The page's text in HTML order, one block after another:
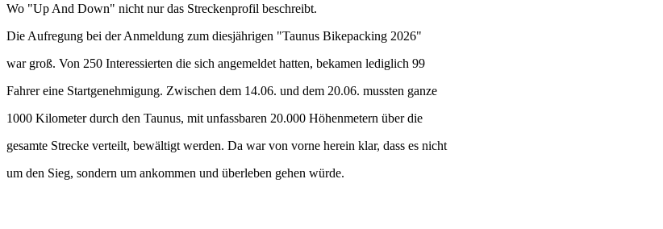
Wo "Up And Down" nicht nur das Streckenprofil beschreibt.
Die Aufregung bei der Anmeldung zum diesjährigen "Taunus Bikepacking 2026"
war groß. Von 250 Interessierten die sich angemeldet hatten, bekamen lediglich 99
Fahrer eine Startgenehmigung. Zwischen dem 14.06. und dem 20.06. mussten ganze
1000 Kilometer durch den Taunus, mit unfassbaren 20.000 Höhenmetern über die
gesamte Strecke verteilt, bewältigt werden. Da war von vorne herein klar, dass es nicht
um den Sieg, sondern um ankommen und überleben gehen würde.